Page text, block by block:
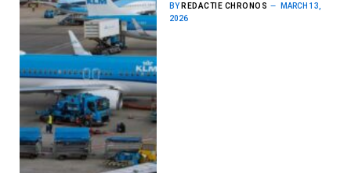
BY REDACTIE CHRONOS
MARCH 13,
2026